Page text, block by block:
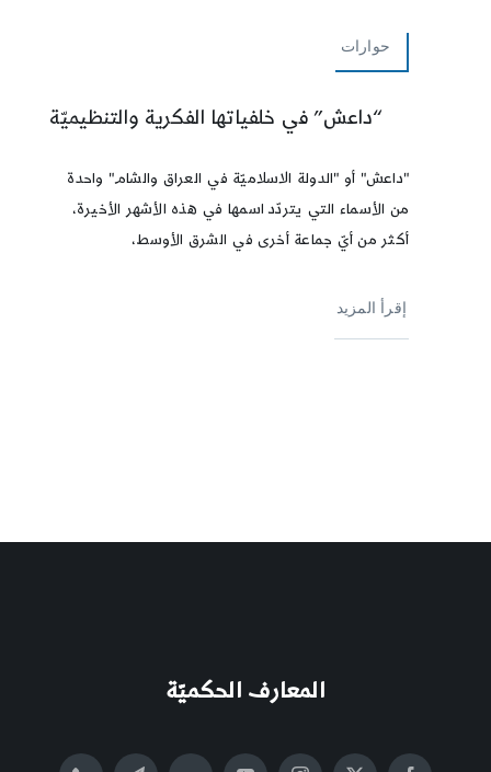
حوارات
“داعش” في خلفياتها الفكرية والتنظيميّة
"داعش" أو "الدولة الاسلاميّة في العراق والشام" واحدة
من الأسماء التي يتردّد اسمها في هذه الأشهر الأخيرة،
أكثر من أيّ جماعة أخرى في الشرق الأوسط،
إقرأ المزيد
المعارف الحكميّة